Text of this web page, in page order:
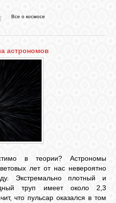
Все о космосе
астрономов
в теории? Астрономы
лет от нас невероятно
Экстремально плотный и
труп имеет около 2,3
что пульсар оказался в том